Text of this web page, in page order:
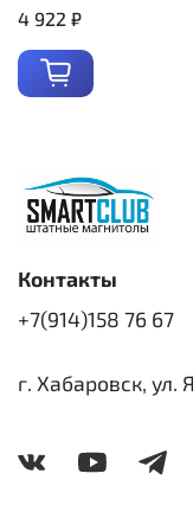
4 922 ₽
Контакты
+7(914)158 76 67
г. Хабаровск, ул.